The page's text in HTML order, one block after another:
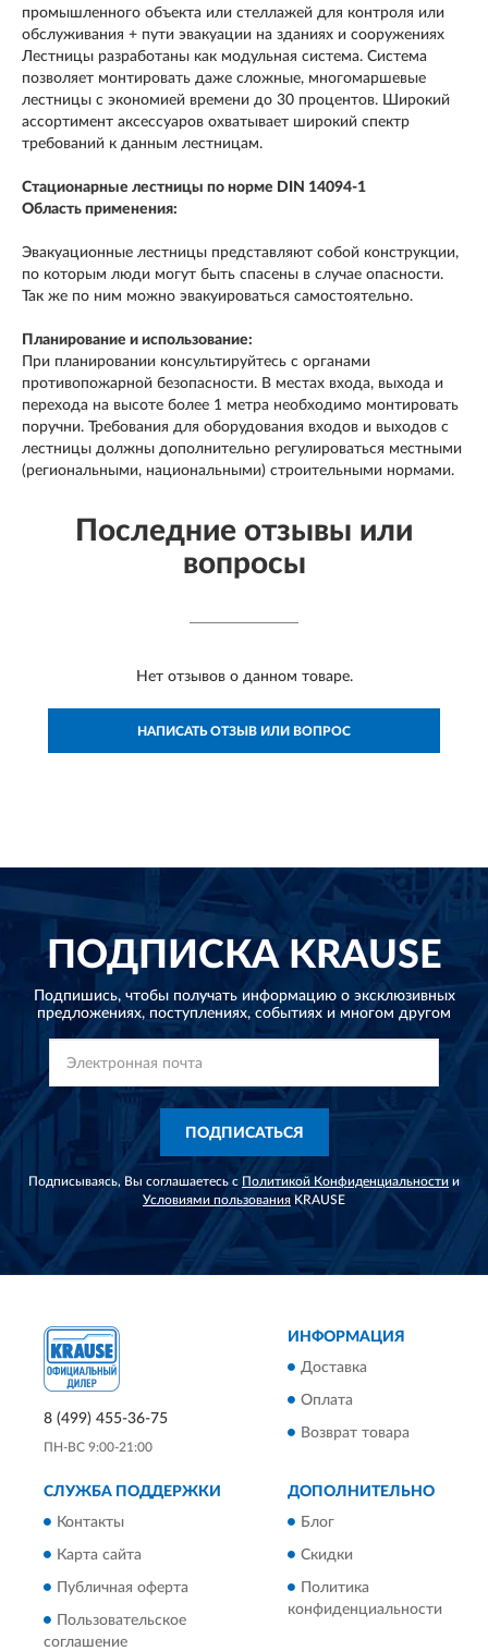
промышленного объекта или стеллажей для контроля или
обслуживания + пути эвакуации на зданиях и сооружениях
Лестницы разработаны как модульная система. Система
позволяет монтировать даже сложные, многомаршевые
лестницы с экономией времени до 30 процентов. Широкий
ассортимент аксессуаров охватывает широкий спектр
требований к данным лестницам.
Стационарные лестницы по норме DIN 14094-1
Область применения:
Эвакуационные лестницы представляют собой конструкции,
по которым люди могут быть спасены в случае опасности.
Так же по ним можно эвакуироваться самостоятельно.
Планирование и использование:
При планировании консультируйтесь с органами
противопожарной безопасности. В местах входа, выхода и
перехода на высоте более 1 метра необходимо монтировать
поручни. Требования для оборудования входов и выходов с
лестницы должны дополнительно регулироваться местными
(региональными, национальными) строительными нормами.
Последние отзывы или
вопросы
Нет отзывов о данном товаре.
НАПИСАТЬ ОТЗЫВ ИЛИ ВОПРОС
ПОДПИСКАKRAUSE
Подпишись, чтобы получать информацию о эксклюзивных
предложениях, поступлениях, событиях и многом другом
ПОДПИСАТЬСЯ
Подписываясь, Вы соглашаетесь с Политикой Конфиденциальности и
Условиями пользованияKRAUSE
8 (499) 455-36-75
ПН-ВС 9:00-21:00
ИНФОРМАЦИЯ
Доставка
Оплата
Возврат товара
СЛУЖБА ПОДДЕРЖКИ
Контакты
Карта сайта
Публичная оферта
Пользовательское
соглашение
ДОПОЛНИТЕЛЬНО
Блог
Скидки
Политика
конфиденциальности